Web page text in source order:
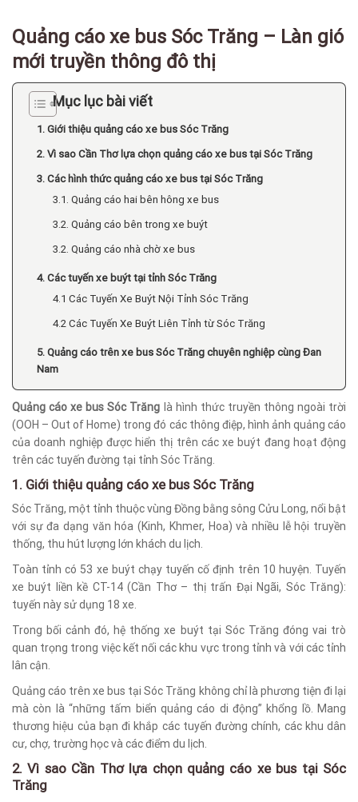
Quảng cáo xe bus Sóc Trăng – Làn gió
mới truyền thông đô thị
Mục lục bài viết
1. Giới thiệu quảng cáo xe bus Sóc Trăng
2. Vì sao Cần Thơ lựa chọn quảng cáo xe bus tại Sóc Trăng
3. Các hình thức quảng cáo xe bus tại Sóc Trăng
3.1. Quảng cáo hai bên hông xe bus
3.2. Quảng cáo bên trong xe buýt
3.2. Quảng cáo nhà chờ xe bus
4. Các tuyến xe buýt tại tỉnh Sóc Trăng
4.1 Các Tuyến Xe Buýt Nội Tỉnh Sóc Trăng
4.2 Các Tuyến Xe Buýt Liên Tỉnh từ Sóc Trăng
5. Quảng cáo trên xe bus Sóc Trăng chuyên nghiệp cùng Đan
Nam
Quảng cáo xe bus Sóc Trăng là hình thức truyền thông ngoài trời
(OOH – Out of Home) trong đó các thông điệp, hình ảnh quảng cáo
của doanh nghiệp được hiển thị trên các xe buýt đang hoạt động
trên các tuyến đường tại tỉnh Sóc Trăng.
1. Giới thiệu quảng cáo xe bus Sóc Trăng
Sóc Trăng, một tỉnh thuộc vùng Đồng bằng sông Cửu Long, nổi bật
với sự đa dạng văn hóa (Kinh, Khmer, Hoa) và nhiều lễ hội truyền
thống, thu hút lượng lớn khách du lịch.
Toàn tỉnh có 53 xe buýt chạy tuyến cố định trên 10 huyện. Tuyến
xe buýt liền kề CT-14 (Cần Thơ – thị trấn Đại Ngãi, Sóc Trăng):
tuyến này sử dụng 18 xe.
Trong bối cảnh đó, hệ thống xe buýt tại Sóc Trăng đóng vai trò
quan trọng trong việc kết nối các khu vực trong tỉnh và với các tỉnh
lân cận.
Quảng cáo trên xe bus tại Sóc Trăng không chỉ là phương tiện đi lại
mà còn là “những tấm biển quảng cáo di động” khổng lồ. Mang
thương hiệu của bạn đi khắp các tuyến đường chính, các khu dân
cư, chợ, trường học và các điểm du lịch.
2. Vì sao Cần Thơ lựa chọn quảng cáo xe bus tại Sóc
Trăng